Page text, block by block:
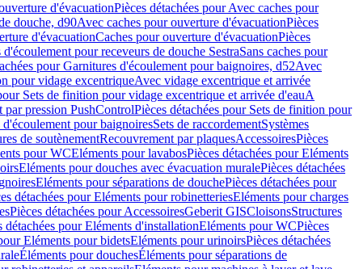
d'évacuationPièces détachées pour Avec caches pour
douche, d90Avec caches pour ouverture d'évacuationPièces
d'évacuationCaches pour ouverture d'évacuationPièces
pour receveurs de douche SestraSans caches pour
pour Garnitures d'écoulement pour baignoires, d52Avec
pour vidage excentriqueAvec vidage excentrique et arrivée
Sets de finition pour vidage excentrique et arrivée d'eauA
par pression PushControlPièces détachées pour Sets de finition pour
pour baignoiresSets de raccordementSystèmes
de soutènementRecouvrement par plaquesAccessoiresPièces
pour WCEléments pour lavabosPièces détachées pour Eléments
Eléments pour douches avec évacuation muralePièces détachées
Eléments pour séparations de douchePièces détachées pour
détachées pour Eléments pour robinetteriesEléments pour charges
Pièces détachées pour AccessoiresGeberit GISCloisonsStructures
détachées pour Eléments d'installationEléments pour WCPièces
Eléments pour bidetsEléments pour urinoirsPièces détachées
Éléments pour douchesÉléments pour séparations de